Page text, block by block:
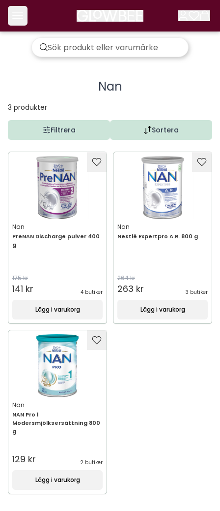
Nan
3 produkter
Filtrera Sortera
Nan
PreNAN Discharge pulver 400
g
175 kr
141 kr 4 butiker
Lägg i varukorg
Nan
Nestlé Expertpro A.R. 800 g
264 kr
263 kr 3 butiker
Lägg i varukorg
Nan
NAN Pro 1
Modersmjölksersättning 800
g
129 kr 2 butiker
Lägg i varukorg